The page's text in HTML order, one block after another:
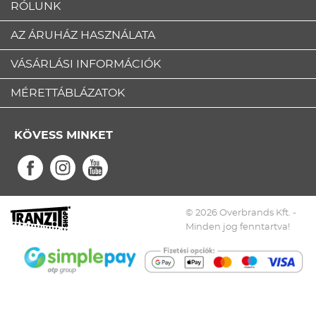
RÓLUNK
AZ ÁRUHÁZ HASZNÁLATA
VÁSÁRLÁSI INFORMÁCIÓK
MÉRETTÁBLÁZATOK
KÖVESS MINKET
© 2026 Overbrands Kft. -
Minden jog fenntartva!